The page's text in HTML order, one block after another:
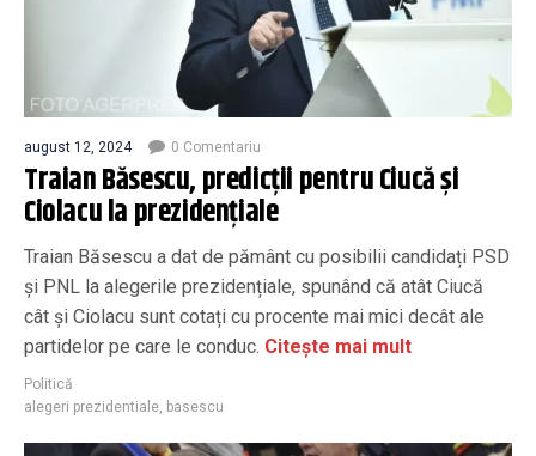
august 12, 2024 0 Comentariu
Traian Băsescu, predicții pentru Ciucă și
Ciolacu la prezidențiale
Traian Băsescu a dat de pământ cu posibilii candidați PSD
și PNL la alegerile prezidențiale, spunând că atât Ciucă
cât și Ciolacu sunt cotați cu procente mai mici decât ale
partidelor pe care le conduc. Citește mai mult
Politică
alegeri prezidentiale, basescu